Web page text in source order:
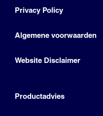
Privacy Policy
Algemene voorwaarden
Website Disclaimer
Productadvies